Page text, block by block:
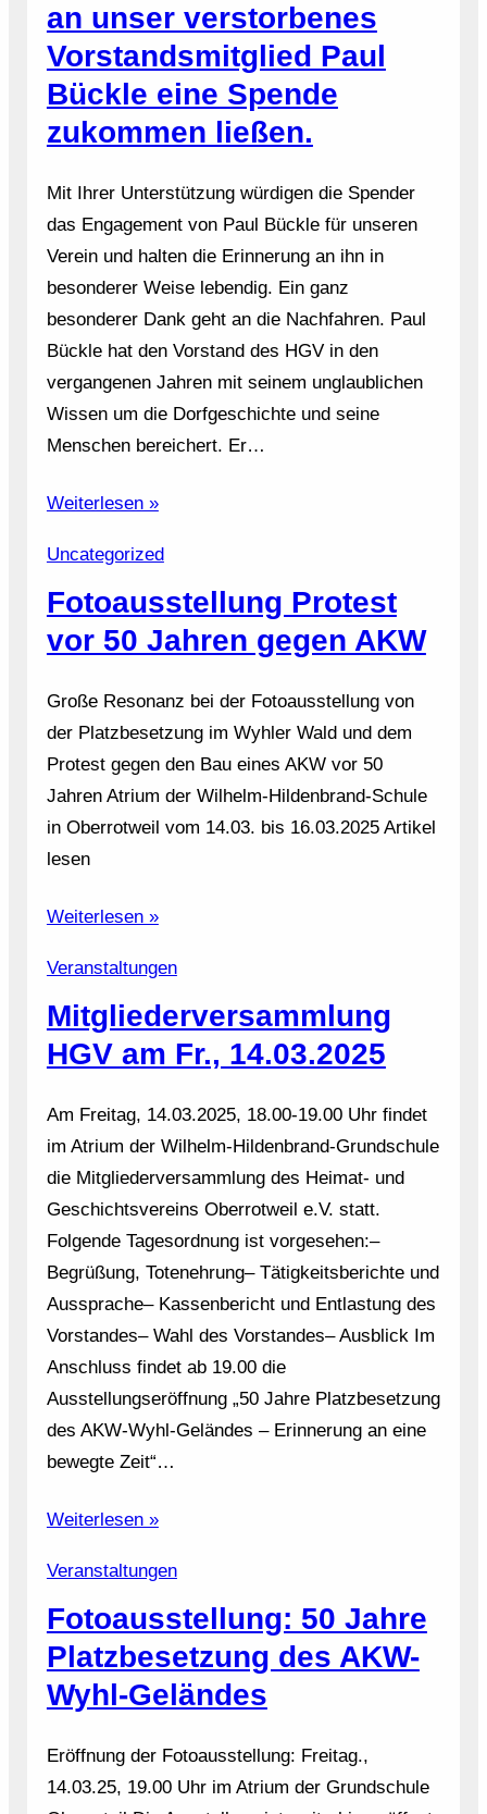
an unser verstorbenes
Vorstandsmitglied Paul
Bückle eine Spende
zukommen ließen.
Mit Ihrer Unterstützung würdigen die Spender
das Engagement von Paul Bückle für unseren
Verein und halten die Erinnerung an ihn in
besonderer Weise lebendig. Ein ganz
besonderer Dank geht an die Nachfahren. Paul
Bückle hat den Vorstand des HGV in den
vergangenen Jahren mit seinem unglaublichen
Wissen um die Dorfgeschichte und seine
Menschen bereichert. Er…
Weiterlesen »
Uncategorized
Fotoausstellung Protest
vor 50 Jahren gegen AKW
Große Resonanz bei der Fotoausstellung von
der Platzbesetzung im Wyhler Wald und dem
Protest gegen den Bau eines AKW vor 50
Jahren Atrium der Wilhelm-Hildenbrand-Schule
in Oberrotweil vom 14.03. bis 16.03.2025 Artikel
lesen
Weiterlesen »
Veranstaltungen
Mitgliederversammlung
HGV am Fr., 14.03.2025
Am Freitag, 14.03.2025, 18.00-19.00 Uhr findet
im Atrium der Wilhelm-Hildenbrand-Grundschule
die Mitgliederversammlung des Heimat- und
Geschichtsvereins Oberrotweil e.V. statt.
Folgende Tagesordnung ist vorgesehen:–
Begrüßung, Totenehrung– Tätigkeitsberichte und
Aussprache– Kassenbericht und Entlastung des
Vorstandes– Wahl des Vorstandes– Ausblick Im
Anschluss findet ab 19.00 die
Ausstellungseröffnung „50 Jahre Platzbesetzung
des AKW-Wyhl-Geländes – Erinnerung an eine
bewegte Zeit“…
Weiterlesen »
Veranstaltungen
Fotoausstellung: 50 Jahre
Platzbesetzung des AKW-
Wyhl-Geländes
Eröffnung der Fotoausstellung: Freitag.,
14.03.25, 19.00 Uhr im Atrium der Grundschule